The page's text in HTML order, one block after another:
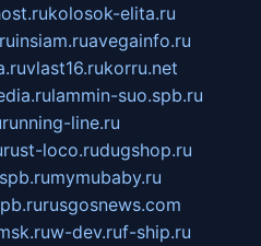
kolosok-elita.ru
insiam.ruavegainfo.ru
vlast16.rukorru.net
lammin-suo.spb.ru
running-line.ru
rust-loco.rudugshop.ru
mymubaby.ru
rusgosnews.com
w-dev.ruf-ship.ru